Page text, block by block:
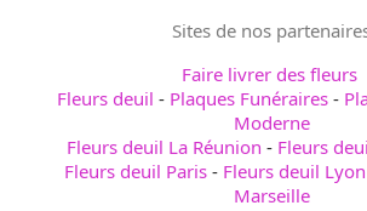
Sites de nos
Faire livrer des fleurs
Fleurs deuil - Plaques Funéraires -
Moderne
Fleurs deuil La Réunion - Fleurs
Fleurs deuil Paris - Fleurs deuil Lyon
Marseille